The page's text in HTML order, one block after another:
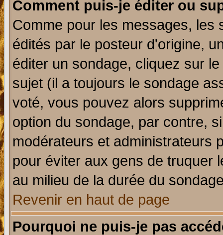
Comment puis-je éditer ou
Comme pour les messages, les
édités par le posteur d'origine,
éditer un sondage, cliquez sur
sujet (il a toujours le sondage
voté, vous pouvez alors
option du sondage, par contre,
modérateurs et administrateurs
pour éviter aux gens de truquer
au milieu de la durée du
Revenir en haut de page
Pourquoi ne puis-je pas